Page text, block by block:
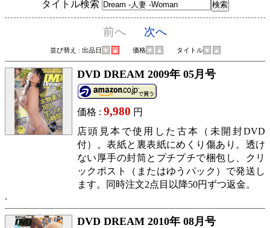
タイトル検索
前へ 次へ
並び替え : 出品日 ▼ ▲ 価格 ▼ ▲ タイトル ▼ ▲
DVD DREAM 2009年 05月号
価格 : 9,980 円
店頭見本で使用した古本（未開封DVD
付）。表紙と裏表紙にめくり傷あり。透け
ない厚手の封筒とプチプチで梱包し、クリ
ックポスト（またはゆうパック）で発送し
ます。同時注文2点目以降50円ずつ返金。
DVD DREAM 2010年 08月号